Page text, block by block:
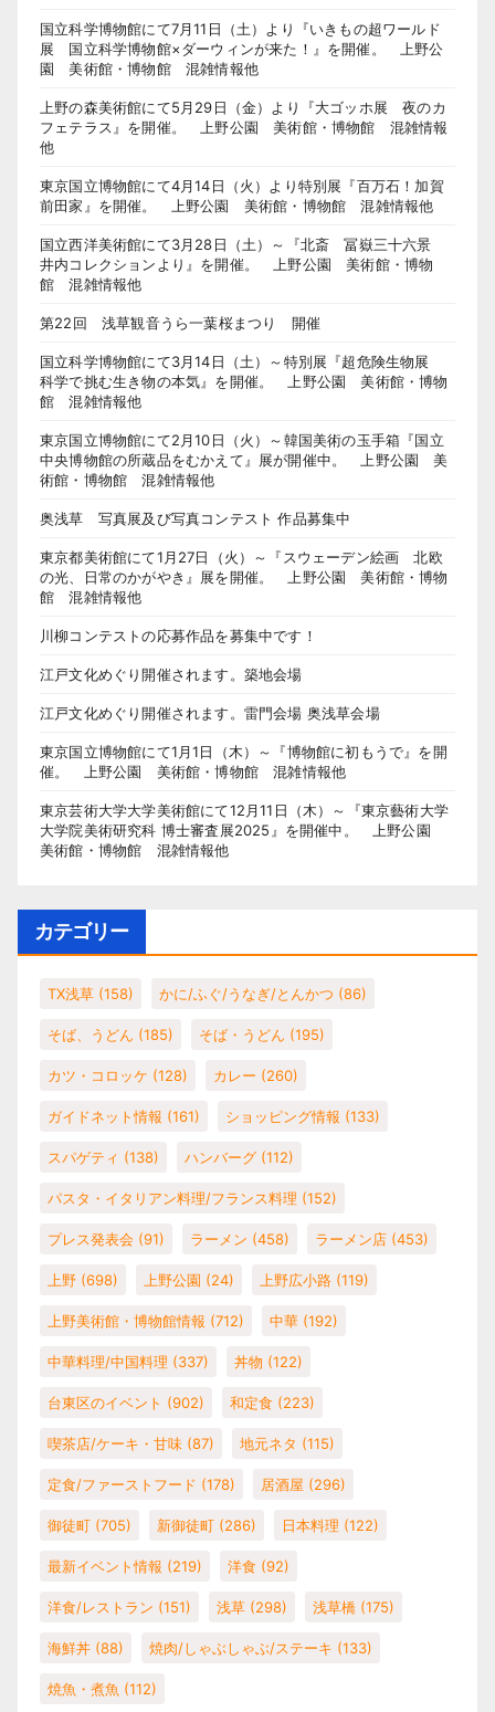
国立科学博物館にて7月11日（土）より『いきもの超ワールド
展 国立科学博物館×ダーウィンが来た！』を開催。 上野公
園 美術館・博物館 混雑情報他
上野の森美術館にて5月29日（金）より『大ゴッホ展 夜のカ
フェテラス』を開催。 上野公園 美術館・博物館 混雑情報
他
東京国立博物館にて4月14日（火）より特別展『百万石！加賀
前田家』を開催。 上野公園 美術館・博物館 混雑情報他
国立西洋美術館にて3月28日（土）～『北斎 冨嶽三十六景
井内コレクションより』を開催。 上野公園 美術館・博物
館 混雑情報他
第22回 浅草観音うら一葉桜まつり 開催
国立科学博物館にて3月14日（土）～特別展『超危険生物展
科学で挑む生き物の本気』を開催。 上野公園 美術館・博物
館 混雑情報他
東京国立博物館にて2月10日（火）～韓国美術の玉手箱『国立
中央博物館の所蔵品をむかえて』展が開催中。 上野公園 美
術館・博物館 混雑情報他
奥浅草 写真展及び写真コンテスト 作品募集中
東京都美術館にて1月27日（火）～『スウェーデン絵画 北欧
の光、日常のかがやき』展を開催。 上野公園 美術館・博物
館 混雑情報他
川柳コンテストの応募作品を募集中です！
江戸文化めぐり開催されます。築地会場
江戸文化めぐり開催されます。雷門会場 奥浅草会場
東京国立博物館にて1月1日（木）～『博物館に初もうで』を開
催。 上野公園 美術館・博物館 混雑情報他
東京芸術大学大学美術館にて12月11日（木）～『東京藝術大学
大学院美術研究科 博士審査展2025』を開催中。 上野公園
美術館・博物館 混雑情報他
カテゴリー
TX浅草 (158) かに/ふぐ/うなぎ/とんかつ (86)
そば、うどん (185) そば・うどん (195)
カツ・コロッケ (128) カレー (260)
ガイドネット情報 (161) ショッピング情報 (133)
スパゲティ (138) ハンバーグ (112)
パスタ・イタリアン料理/フランス料理 (152)
プレス発表会 (91) ラーメン (458) ラーメン店 (453)
上野 (698) 上野公園 (24) 上野広小路 (119)
上野美術館・博物館情報 (712) 中華 (192)
中華料理/中国料理 (337) 丼物 (122)
台東区のイベント (902) 和定食 (223)
喫茶店/ケーキ・甘味 (87) 地元ネタ (115)
定食/ファーストフード (178) 居酒屋 (296)
御徒町 (705) 新御徒町 (286) 日本料理 (122)
最新イベント情報 (219) 洋食 (92)
洋食/レストラン (151) 浅草 (298) 浅草橋 (175)
海鮮丼 (88) 焼肉/しゃぶしゃぶ/ステーキ (133)
焼魚・煮魚 (112)